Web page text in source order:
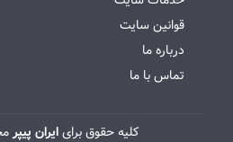
قوانین سایت
درباره ما
تماس با ما
کلیه حقوق برایایران پیپر